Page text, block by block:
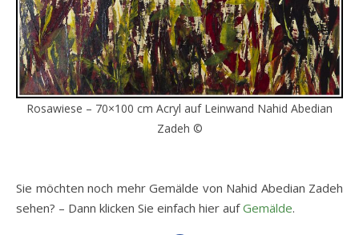
Rosawiese – 70×100 cm Acryl auf Leinwand Nahid Abedian
Zadeh ©
Sie möchten noch mehr Gemälde von Nahid Abedian Zadeh
sehen? – Dann klicken Sie einfach hier aufGemälde.